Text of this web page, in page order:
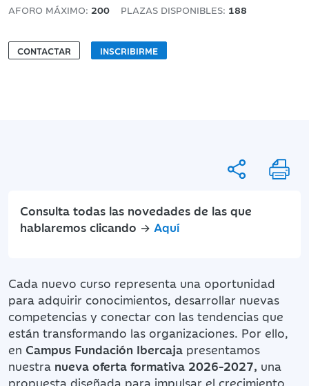
AFORO MÁXIMO: 200 PLAZAS DISPONIBLES: 188
CONTACTAR INSCRIBIRME
Consulta todas las novedades de las que
hablaremos clicando → Aquí
Cada nuevo curso representa una oportunidad
para adquirir conocimientos, desarrollar nuevas
competencias y conectar con las tendencias que
están transformando las organizaciones. Por ello,
en Campus Fundación Ibercaja presentamos
nuestra nueva oferta formativa 2026-2027, una
propuesta diseñada para impulsar el crecimiento